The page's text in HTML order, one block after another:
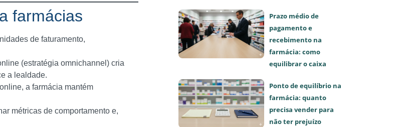
farmácias
de faturamento,
(estratégia omnichannel) cria
a lealdade.
a farmácia mantém
métricas de comportamento e,
Prazo médio de
pagamento e
recebimento na
farmácia: como
equilibrar o caixa
Ponto de equilíbrio na
farmácia: quanto
precisa vender para
não ter prejuízo